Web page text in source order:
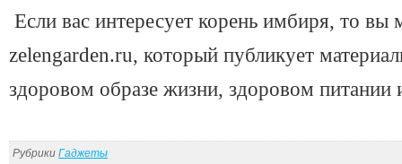
Если вас интересует корень имбиря, то вы
zelengarden.ru, который публикует
здоровом образе жизни, здоровом
Рубрики Гаджеты